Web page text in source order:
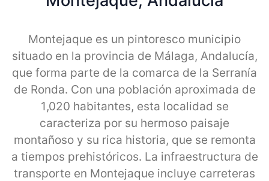
Montejaque es un pintoresco municipio
situado en la provincia de Málaga, Andalucía,
que forma parte de la comarca de la Serranía
de Ronda. Con una población aproximada de
1,020 habitantes, esta localidad se
caracteriza por su hermoso paisaje
montañoso y su rica historia, que se remonta
a tiempos prehistóricos. La infraestructura de
transporte en Montejaque incluye carreteras